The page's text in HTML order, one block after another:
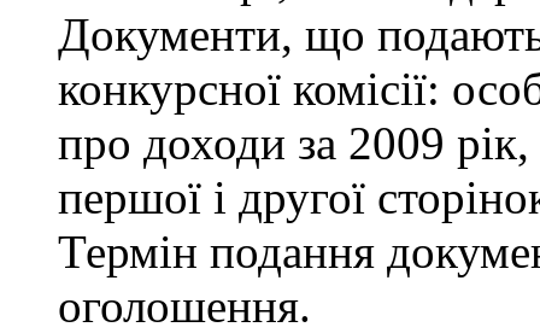
Документи, що
конкурсної комісії:
про доходи за 2009 рік,
першої і другої
Термін подання
оголошення.